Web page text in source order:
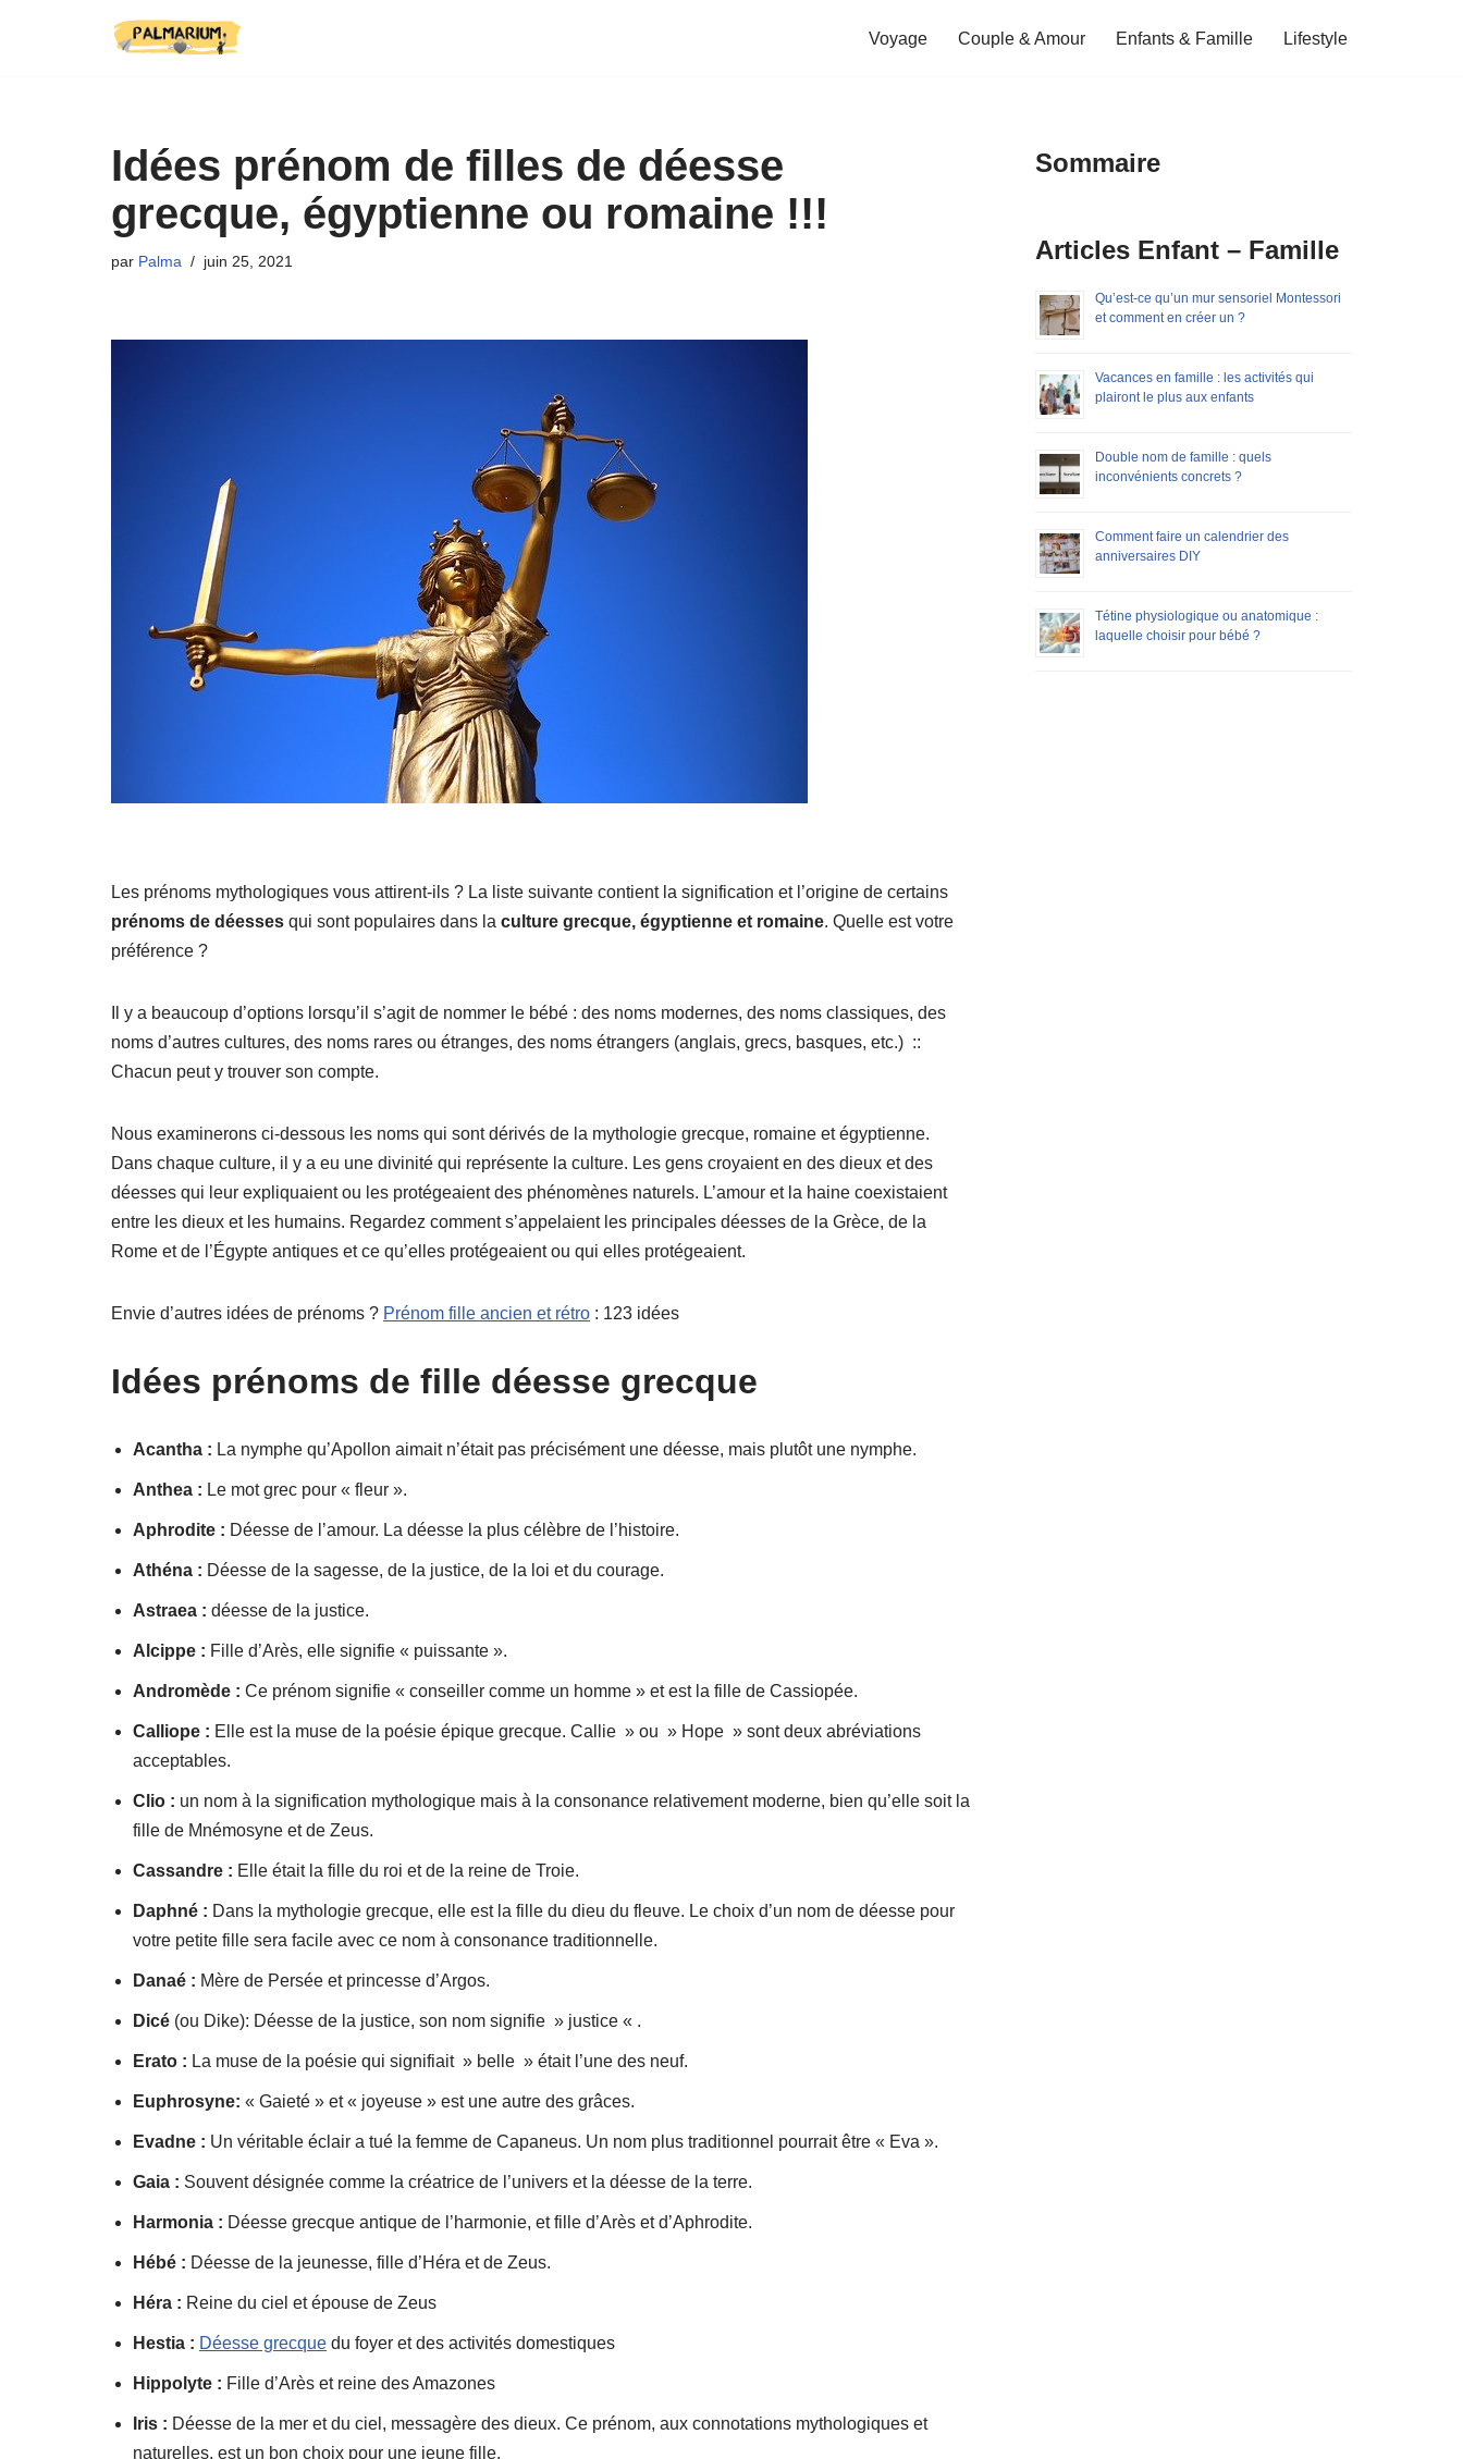
Voyage Couple & Amour Enfants & Famille Lifestyle
Idées prénom de filles de déesse
grecque, égyptienne ou romaine !!!
par Palma juin 25, 2021
Les prénoms mythologiques vous attirent-ils ? La liste suivante contient la signification et l’origine de certains
prénoms de déesses qui sont populaires dans la culture grecque, égyptienne et romaine. Quelle est votre
préférence ?
Il y a beaucoup d’options lorsqu’il s’agit de nommer le bébé : des noms modernes, des noms classiques, des
noms d’autres cultures, des noms rares ou étranges, des noms étrangers (anglais, grecs, basques, etc.) ::
Chacun peut y trouver son compte.
Nous examinerons ci-dessous les noms qui sont dérivés de la mythologie grecque, romaine et égyptienne.
Dans chaque culture, il y a eu une divinité qui représente la culture. Les gens croyaient en des dieux et des
déesses qui leur expliquaient ou les protégeaient des phénomènes naturels. L’amour et la haine coexistaient
entre les dieux et les humains. Regardez comment s’appelaient les principales déesses de la Grèce, de la
Rome et de l’Égypte antiques et ce qu’elles protégeaient ou qui elles protégeaient.
Envie d’autres idées de prénoms ? Prénom fille ancien et rétro : 123 idées
Idées prénoms de fille déesse grecque
Acantha : La nymphe qu’Apollon aimait n’était pas précisément une déesse, mais plutôt une nymphe.
Anthea : Le mot grec pour « fleur ».
Aphrodite : Déesse de l’amour. La déesse la plus célèbre de l’histoire.
Athéna : Déesse de la sagesse, de la justice, de la loi et du courage.
Astraea : déesse de la justice.
Alcippe : Fille d’Arès, elle signifie « puissante ».
Andromède : Ce prénom signifie « conseiller comme un homme » et est la fille de Cassiopée.
Calliope : Elle est la muse de la poésie épique grecque. Callie » ou » Hope » sont deux abréviations
acceptables.
Clio : un nom à la signification mythologique mais à la consonance relativement moderne, bien qu’elle soit la
fille de Mnémosyne et de Zeus.
Cassandre : Elle était la fille du roi et de la reine de Troie.
Daphné : Dans la mythologie grecque, elle est la fille du dieu du fleuve. Le choix d’un nom de déesse pour
votre petite fille sera facile avec ce nom à consonance traditionnelle.
Danaé : Mère de Persée et princesse d’Argos.
Dicé (ou Dike): Déesse de la justice, son nom signifie » justice « .
Erato : La muse de la poésie qui signifiait » belle » était l’une des neuf.
Euphrosyne: « Gaieté » et « joyeuse » est une autre des grâces.
Evadne : Un véritable éclair a tué la femme de Capaneus. Un nom plus traditionnel pourrait être « Eva ».
Gaia : Souvent désignée comme la créatrice de l’univers et la déesse de la terre.
Harmonia : Déesse grecque antique de l’harmonie, et fille d’Arès et d’Aphrodite.
Hébé : Déesse de la jeunesse, fille d’Héra et de Zeus.
Héra : Reine du ciel et épouse de Zeus
Hestia : Déesse grecque du foyer et des activités domestiques
Hippolyte : Fille d’Arès et reine des Amazones
Iris : Déesse de la mer et du ciel, messagère des dieux. Ce prénom, aux connotations mythologiques et
naturelles, est un bon choix pour une jeune fille.
Sommaire
Articles Enfant – Famille
Qu’est-ce qu’un mur sensoriel Montessori
et comment en créer un ?
Vacances en famille : les activités qui
plairont le plus aux enfants
Double nom de famille : quels
inconvénients concrets ?
Comment faire un calendrier des
anniversaires DIY
Tétine physiologique ou anatomique :
laquelle choisir pour bébé ?